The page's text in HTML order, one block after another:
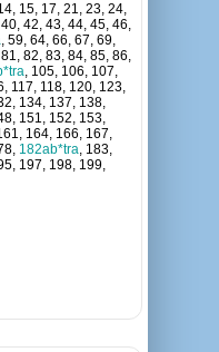
15, 17, 21, 23, 24,
42, 43, 44, 45, 46,
, 59, 64, 66, 67, 69,
82, 83, 84, 85, 86,
, 105, 106, 107,
117, 118, 120, 123,
134, 137, 138,
151, 152, 153,
164, 166, 167,
182ab*tra, 183,
197, 198, 199,